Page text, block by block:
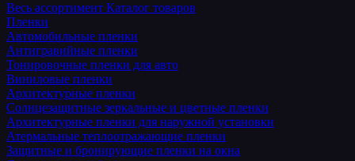
Весь ассортимент Каталог товаров
Пленки
Автомобильные пленки
Антигравийные пленки
Тонировочные пленки для авто
Виниловые пленки
Архитектурные пленки
Солнцезащитные зеркальные и цветные пленки
Архитектурные пленки для наружной установки
Атермальные теплоотражающие пленки
Защитные и бронирующие пленки на окна